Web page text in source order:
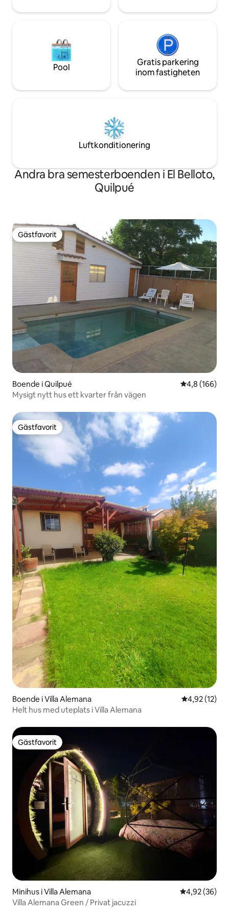
Pool
Gratis parkering
inom fastigheten
Luftkonditionering
Andra bra semesterboenden i El Belloto,
Quilpué
Gästfavorit
Gästfavorit
Boende i Quilpué 4,8 av 5 i
4,8 (166)
Mysigt nytt hus ett kvarter från vägen
Gästfavorit
Gästfavorit
Boende i Villa Alemana 4,92 av 5 i
4,92 (12)
Helt hus med uteplats i Villa Alemana
Gästfavorit
Gästfavorit
Minihus i Villa Alemana 4,92 av 5 i
4,92 (36)
Villa Alemana Green / Privat jacuzzi